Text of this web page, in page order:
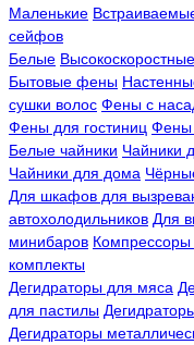
Маленькие
сейфов
Белые Высокоскоростные
Бытовые фены
сушки волос Фены с
Фены для гостиниц Фены
Белые чайники Чайники
Чайники для дома
Для шкафов для
автохолодильников Для
минибаров Компрессоры
комплекты
Дегидраторы для мяса
для пастилы
Дегидраторы